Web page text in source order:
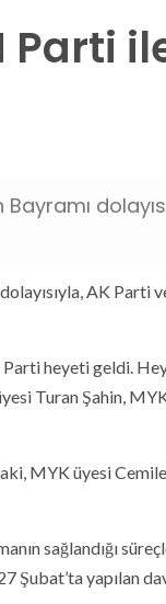
Parti
AK Parti
heyeti geldi.
Turan Şahin,
MYK üyesi
sağlandığı
Şubat’ta yapılan